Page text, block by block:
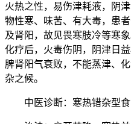
火热之性，易伤津耗液，阴
物性寒、味苦、有大毒，患
及肾阳，故见畏寒肢冷等寒
化疗后，火毒伤阴，阴津日
脾肾阳气衰败，不能蒸津、
杂之候。
中医诊断：寒热错杂型食